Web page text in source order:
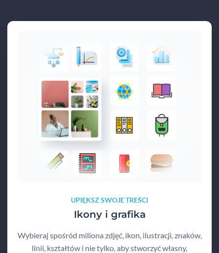
UPIĘKSZ SWOJE TREŚCI
Ikony i grafika
Wybieraj spośród miliona zdjęć, ikon, ilustracji, znaków,
linii, kształtów i nie tylko, aby stworzyć własny,